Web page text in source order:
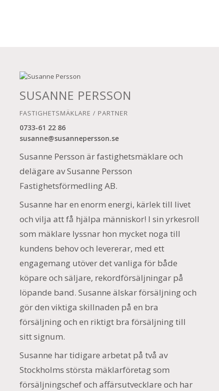
SUSANNE PERSSON
FASTIGHETSMÄKLARE / PARTNER
0733-61 22 86
susanne@susannepersson.se
Susanne Persson är fastighetsmäklare och
delägare av Susanne Persson
Fastighetsförmedling AB.
Susanne har en enorm energi, kärlek till livet
och vilja att få hjälpa människor! I sin yrkesroll
som mäklare lyssnar hon mycket noga till
kundens behov och levererar, med ett
engagemang utöver det vanliga för både
köpare och säljare, rekordförsäljningar på
löpande band. Susanne älskar försäljning och
gör den viktiga skillnaden på en bra
försäljning och en riktigt bra försäljning till
sitt signum.
Susanne har tidigare arbetat på två av
Stockholms största mäklarföretag som
försäljningschef och affärsutvecklare och har